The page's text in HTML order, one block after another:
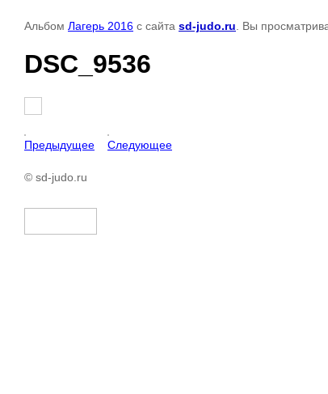
Альбом Лагерь 2016 с сайта sd-judo.ru . Вы
DSC_9536
Предыдущее Следующее
© sd-judo.ru